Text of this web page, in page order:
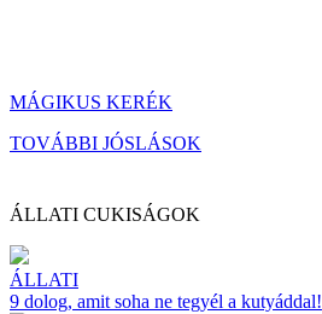
MÁGIKUS KERÉK
TOVÁBBI JÓSLÁSOK
ÁLLATI CUKISÁGOK
ÁLLATI
9 dolog, amit soha ne tegyél a kutyáddal!